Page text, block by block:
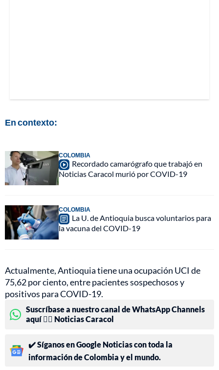
En contexto:
COLOMBIA
Recordado camarógrafo que trabajó en
Noticias Caracol murió por COVID-19
COLOMBIA
La U. de Antioquia busca voluntarios para
la vacuna del COVID-19
Actualmente, Antioquia tiene una ocupación UCI de
75,62 por ciento, entre pacientes sospechosos y
positivos para COVID-19.
Suscríbase a nuestro canal de WhatsApp Channels
aquí 👉🏻 Noticias Caracol
✔️ Síganos en Google Noticias con toda la
información de Colombia y el mundo.